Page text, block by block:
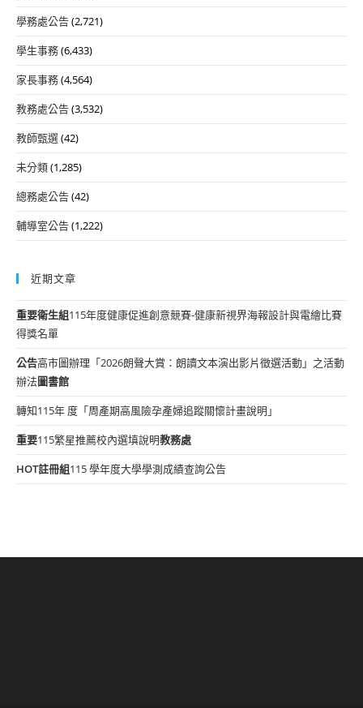
學務處公告(2,721)
學生事務(6,433)
家長事務(4,564)
教務處公告(3,532)
教師甄選(42)
未分類(1,285)
總務處公告(42)
輔導室公告(1,222)
近期文章
重要衛生組115年度健康促進創意競賽-健康新視界海報設計與電繪比賽
得獎名單
公告高市圖辦理「2026朗聲大賞：朗讀文本演出影片徵選活動」之活動
辦法圖書館
轉知115年 度「周產期高風險孕產婦追蹤關懷計畫說明」
重要115繁星推薦校內選填說明教務處
HOT註冊組115 學年度大學學測成績查詢公告